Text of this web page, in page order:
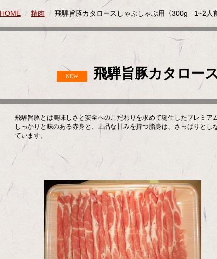
HOME 精肉 飛騨旨豚カタロースしゃぶしゃぶ用〈300g 1~2人
飛騨旨豚カタロー
飛騨旨豚とは美味しさと安全へのこだわりを求めて誕生したプレミア
しっかりと味のある赤身と、上品な甘みを持つ脂身は、さっぱりと
ています。